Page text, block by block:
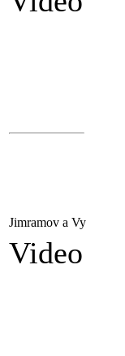
Jimramov a Vy
Video